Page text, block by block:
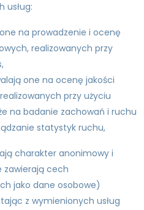
usług:
na prowadzenie i ocenę
realizowanych przy
one na ocenę jakości
przy użyciu
na badanie zachowań i ruchu
statystyk ruchu,
charakter anonimowy i
zawierają cech
jako dane osobowe)
z wymienionych usług